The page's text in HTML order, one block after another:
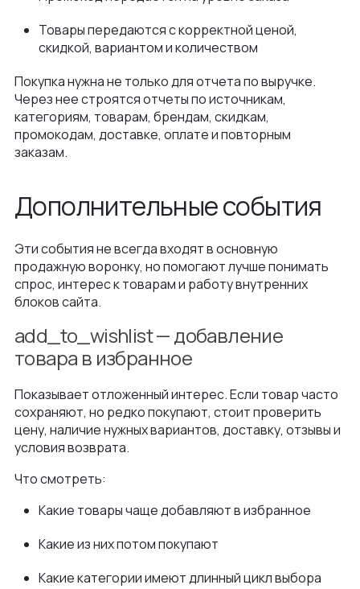
Товары передаются с корректной ценой,
скидкой, вариантом и количеством
Покупка нужна не только для отчета по выручке.
Через нее строятся отчеты по источникам,
категориям, товарам, брендам, скидкам,
промокодам, доставке, оплате и повторным
заказам.
Дополнительные события
Эти события не всегда входят в основную
продажную воронку, но помогают лучше понимать
спрос, интерес к товарам и работу внутренних
блоков сайта.
add_to_wishlist — добавление
товара в избранное
Показывает отложенный интерес. Если товар часто
сохраняют, но редко покупают, стоит проверить
цену, наличие нужных вариантов, доставку, отзывы и
условия возврата.
Что смотреть:
Какие товары чаще добавляют в избранное
Какие из них потом покупают
Какие категории имеют длинный цикл выбора